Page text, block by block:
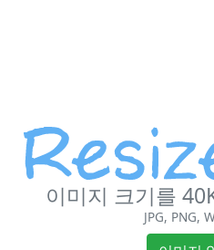
이미지 크기를
JPG, PNG,